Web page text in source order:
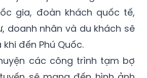
gia, đoàn khách quốc tế,
doanh nhân và du khách sẽ
đến Phú Quốc.
các công trình tạm bợ